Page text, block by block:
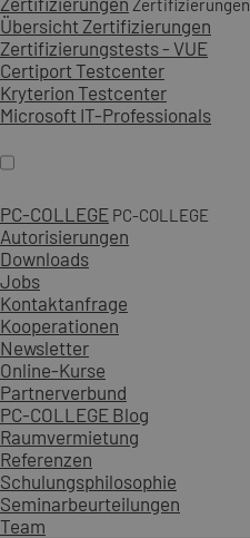
Zertifizierungen
Übersicht Zertifizierungen
Zertifizierungstests - VUE
Certiport Testcenter
Kryterion Testcenter
Microsoft IT-Professionals
PC-COLLEGE PC-COLLEGE
Autorisierungen
Downloads
Jobs
Kontaktanfrage
Kooperationen
Newsletter
Online-Kurse
Partnerverbund
PC-COLLEGE Blog
Raumvermietung
Referenzen
Schulungsphilosophie
Seminarbeurteilungen
Team